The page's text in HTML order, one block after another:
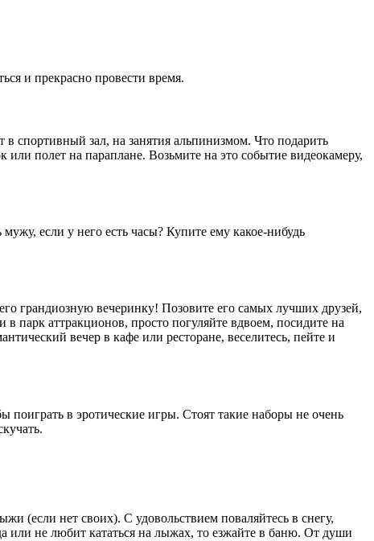
и прекрасно провести время.
спортивный зал, на занятия альпинизмом. Что подарить
полет на параплане. Возьмите на это событие видеокамеру,
если у него есть часы? Купите ему какое-нибудь
грандиозную вечеринку! Позовите его самых лучших друзей,
парк аттракционов, просто погуляйте вдвоем, посидите на
вечер в кафе или ресторане, веселитесь, пейте и
в эротические игры. Стоят такие наборы не очень
(если нет своих). С удовольствием поваляйтесь в снегу,
или не любит кататься на лыжах, то езжайте в баню. От души